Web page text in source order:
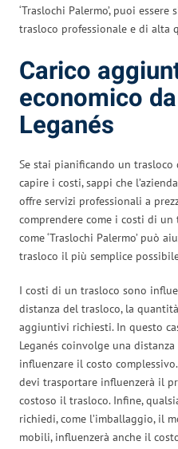
‘Traslochi Palermo’, puoi
trasloco professionale e di alta
Carico
economico
Leganés
Se stai pianificando un trasloco
capire i costi, sappi che
offre servizi professionali a
comprendere come i costi di
come ‘Traslochi Palermo’ può
trasloco il più semplice
I costi di un trasloco sono
distanza del trasloco, la
aggiuntivi richiesti. In questo
Leganés coinvolge una
influenzare il costo
devi trasportare influenzerà il
costoso il trasloco. Infine,
richiedi, come l’imballaggio, il
mobili, influenzerà anche il